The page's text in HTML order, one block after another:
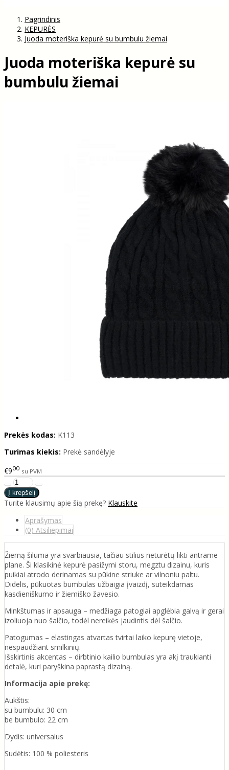
Pagrindinis
KEPURĖS
Juoda moteriška kepurė su bumbulu žiemai
Juoda moteriška kepurė su
bumbulu žiemai
Prekės kodas: K113
Turimas kiekis: Prekė sandėlyje
€900 su PVM
Turite klausimų apie šią prekę? Klauskite
Aprašymas
(0) Atsiliepimai
Žiemą šiluma yra svarbiausia, tačiau stilius neturėtų likti antrame
plane. Ši klasikinė kepurė pasižymi storu, megztu dizainu, kuris
puikiai atrodo derinamas su pūkine striuke ar vilnoniu paltu.
Didelis, pūkuotas bumbulas užbaigia įvaizdį, suteikdamas
kasdieniškumo ir žiemiško žavesio.
Minkštumas ir apsauga – medžiaga patogiai apglėbia galvą ir gerai
izoliuoja nuo šalčio, todėl nereikės jaudintis dėl šalčio.
Patogumas – elastingas atvartas tvirtai laiko kepurę vietoje,
nespaudžiant smilkinių.
Išskirtinis akcentas – dirbtinio kailio bumbulas yra akį traukianti
detalė, kuri paryškina paprastą dizainą.
Informacija apie prekę:
Aukštis:
su bumbulu: 30 cm
be bumbulo: 22 cm
Dydis: universalus
Sudėtis: 100 % poliesteris